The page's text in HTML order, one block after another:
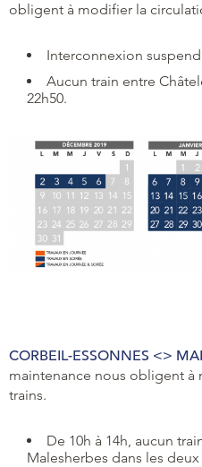
obligent à modifier la
Interconnexion
Aucun train entre
22h50.
CORBEIL-ESSONNES <>
maintenance nous obligent à
trains.
De 10h à 14h, aucun
Malesherbes dans les